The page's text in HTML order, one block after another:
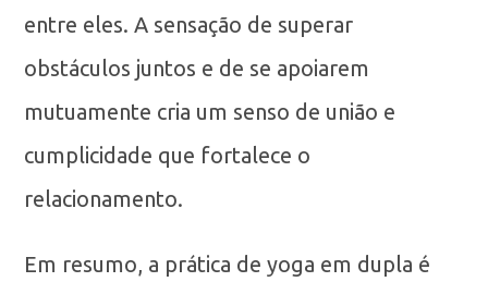
entre eles. A sensação de superar
obstáculos juntos e de se apoiarem
mutuamente cria um senso de união e
cumplicidade que fortalece o
relacionamento.
Em resumo, a prática de yoga em dupla é